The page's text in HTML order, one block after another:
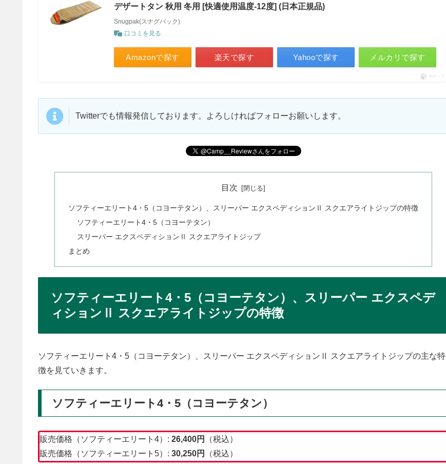
デザートタン 秋用 冬用 [快適使用温度-12度] (日本正規品)
Snugpak(スナグパック)
口コミを見る
Amazonで探す 楽天で探す Yahooで探す メルカリで探す
ポチップ
Twitterでも情報発信しております。よろしければフォローお願いします。
目次
ソフティーエリート4・5（コヨーテタン）、スリーパー エクスペディションⅡ スクエアライトジップの特徴
ソフティーエリート4・5（コヨーテタン）
スリーパー エクスペディションⅡ スクエアライトジップ
まとめ
ソフティーエリート4・5（コヨーテタン）、スリーパー エクスペデ
ィションⅡ スクエアライトジップの特徴
ソフティーエリート4・5（コヨーテタン）、スリーパー エクスペディションⅡ スクエアライトジップの主な特
徴を見ていきます。
ソフティーエリート4・5（コヨーテタン）
販売価格（ソフティーエリート4）: 26,400円
（税込）
販売価格（ソフティーエリート5）: 30,250円 （税込）